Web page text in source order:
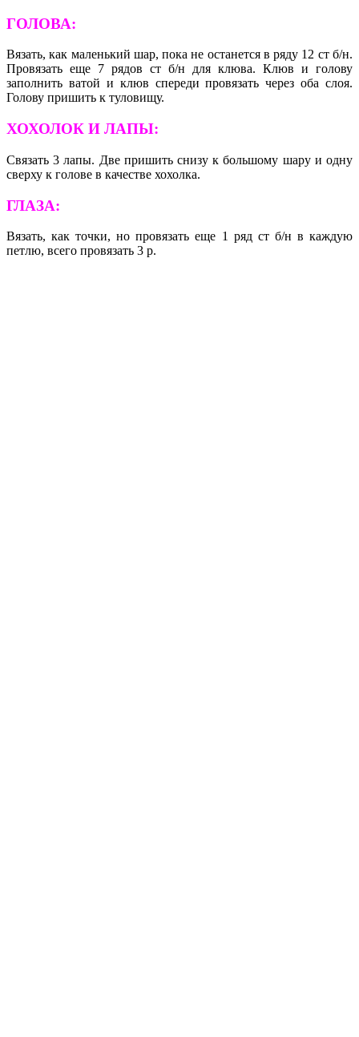
ГОЛОВА:
Вязать, как маленький шар, пока не останется в ряду 12 ст б/н.
Провязать еще 7 рядов ст б/н для клюва. Клюв и голову
заполнить ватой и клюв спереди провязать через оба слоя.
Голову пришить к туловищу.
ХОХОЛОК И ЛАПЫ:
Связать 3 лапы. Две пришить снизу к большому шару и одну
сверху к голове в качестве хохолка.
ГЛАЗА:
Вязать, как точки, но провязать еще 1 ряд ст б/н в каждую
петлю, всего провязать 3 р.